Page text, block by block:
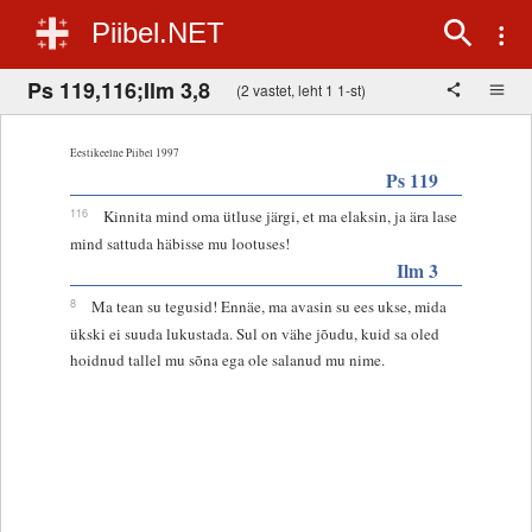
Piibel.NET
Ps 119,116;Ilm 3,8 (2 vastet, leht 1 1-st)
Eestikeelne Piibel 1997
Ps 119
116
Kinnita mind oma ütluse järgi, et ma elaksin, ja ära lase
mind sattuda häbisse mu lootuses!
Ilm 3
8
Ma tean su tegusid! Ennäe, ma avasin su ees ukse, mida
ükski ei suuda lukustada. Sul on vähe jõudu, kuid sa oled
hoidnud tallel mu sõna ega ole salanud mu nime.